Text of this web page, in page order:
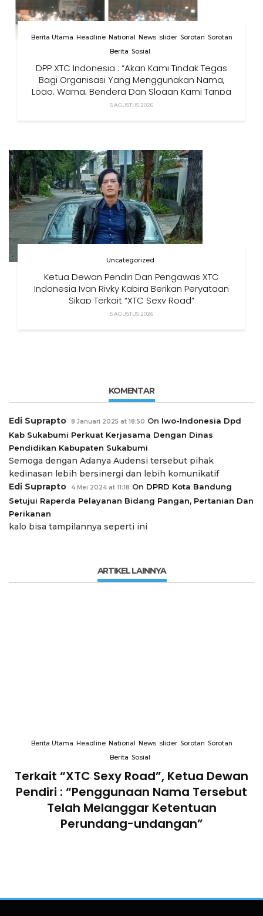
Berita Utama Headline National News slider Sorotan Sorotan
Berita Sosial
DPP XTC Indonesia : “Akan Kami Tindak Tegas
Bagi Organisasi Yang Menggunakan Nama,
Logo, Warna, Bendera Dan Slogan Kami Tanpa
Izin”
5 AGUSTUS 2026
Uncategorized
Ketua Dewan Pendiri Dan Pengawas XTC
Indonesia Ivan Rivky Kabira Berikan Peryataan
Sikap Terkait “XTC Sexy Road”
5 AGUSTUS 2026
KOMENTAR
Edi Suprapto 8 Januari 2025 at 18:50 On Iwo-Indonesia Dpd
Kab Sukabumi Perkuat Kerjasama Dengan Dinas
Pendidikan Kabupaten Sukabumi
Semoga dengan Adanya Audensi tersebut pihak
kedinasan lebih bersinergi dan lebih komunikatif
Edi Suprapto
4 Mei 2024 at 11:18 On DPRD Kota Bandung
Setujui Raperda Pelayanan Bidang Pangan, Pertanian Dan
Perikanan
kalo bisa tampilannya seperti ini
ARTIKEL LAINNYA
Berita Utama Headline National News slider Sorotan Sorotan
Berita Sosial
Terkait “XTC Sexy Road”, Ketua Dewan
Pendiri : “Penggunaan Nama Tersebut
Telah Melanggar Ketentuan
Perundang-undangan”